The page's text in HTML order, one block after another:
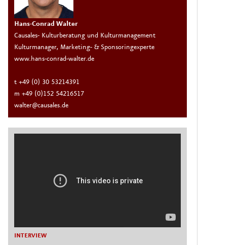
Hans-Conrad Walter
Causales- Kulturberatung und Kulturmanagement
Kulturmanager, Marketing- & Sponsoringexperte
www.hans-conrad-walter.de
t +49 (0) 30 53214391
m +49 (0)152 54216517
walter@causales.de
INTERVIEW